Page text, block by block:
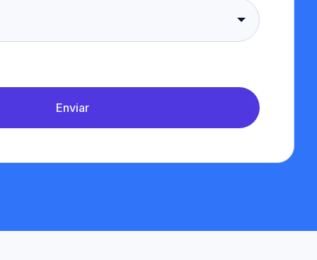
Enviar